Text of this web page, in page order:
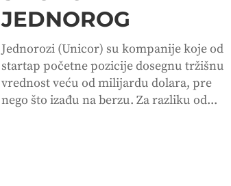
JEDNOROG
Jednorozi (Unicor) su kompanije koje od
startap početne pozicije dosegnu tržišnu
vrednost veću od milijardu dolara, pre
nego što izađu na berzu. Za razliku od...